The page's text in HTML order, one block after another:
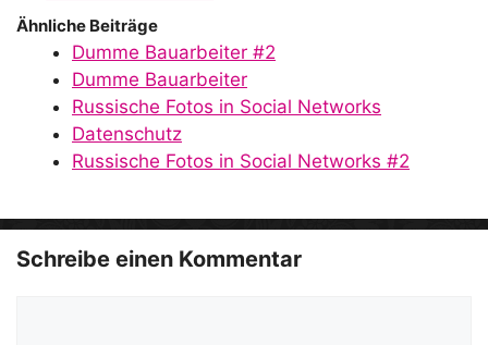
i
d
e
o
Ähnliche Beiträge
Dumme Bauarbeiter #2
Dumme Bauarbeiter
Russische Fotos in Social Networks
Datenschutz
Russische Fotos in Social Networks #2
Schreibe einen Kommentar